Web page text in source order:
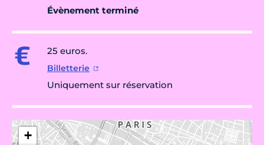
Évènement terminé
25 euros.
Billetterie
Uniquement sur réservation
+